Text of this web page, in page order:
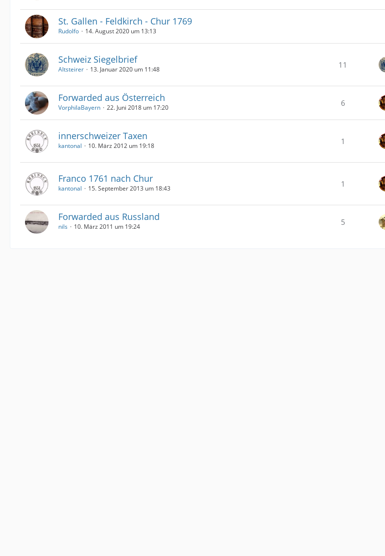
St. Gallen - Feldkirch - Chur 1769
Rudolfo 14. August 2020 um 13:13
Schweiz Siegelbrief
Altsteirer 13. Januar 2020 um 11:48 11
Forwarded aus Österreich
VorphilaBayern 22. Juni 2018 um 17:20 6
innerschweizer Taxen
kantonal 10. März 2012 um 19:18 1
Franco 1761 nach Chur
kantonal 15. September 2013 um 18:43 1
Forwarded aus Russland
nils 10. März 2011 um 19:24 5